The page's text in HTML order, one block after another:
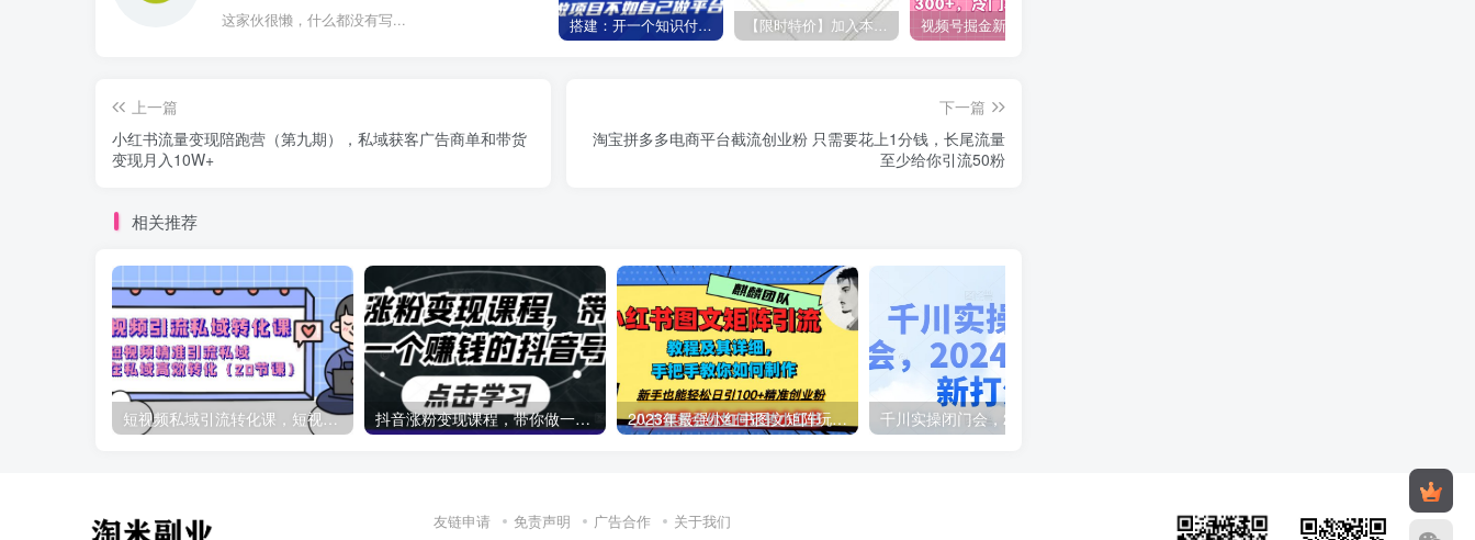
这家伙很懒，什么都没有写... 搭建：开一个知识付费资源网站，24小时全自动赚钱！ 【限时特价】加入本站VIP会员，海量最新各大团队网赚内部教程全免费，每天持续更新！
上一篇
小红书流量变现陪跑营（第九期），私域获客广告商单和带货
变现月入10W+
下一篇
淘宝拼多多电商平台截流创业粉 只需要花上1分钱，长尾流量
至少给你引流50粉
相关推荐
短视频私域引流转化课，短视频精准引流私域高效转化（20节课） 抖音涨粉变现课程，带你做一个赚钱的抖音号 2023年最强小红书图文矩阵玩法，新手小白也能轻松日引100 精准创业粉！纯实操教学，不容错过！
友链申请 免责声明 广告合作 关于我们